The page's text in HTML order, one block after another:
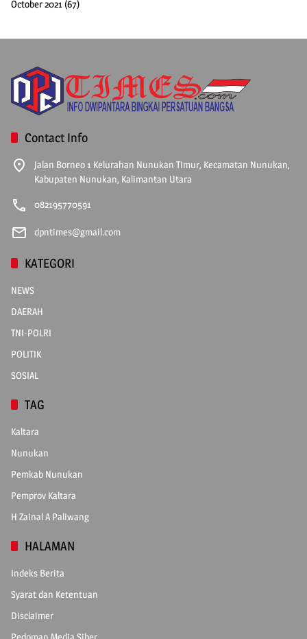
October 2021 (67)
Contact Info
Jalan Borneo 1 Kelurahan Nunukan Timur, Kecamatan Nunukan,
Kabupaten Nunukan, Kalimantan Utara
082195770591
dpntimes@gmail.com
KATEGORI
NEWS
DAERAH
TNI-POLRI
POLITIK
SOSIAL
TAG
Kaltara
Nunukan
Pemkab Nunukan
Pemprov Kaltara
H Zainal A Paliwang
HALAMAN
Indeks Berita
Syarat dan Ketentuan
Disclaimer
Pedoman Media Siber